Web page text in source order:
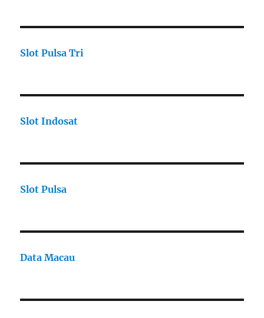
Slot Pulsa Tri
Slot Indosat
Slot Pulsa
Data Macau